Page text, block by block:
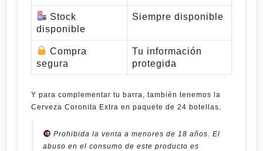
Stock
disponible
Siempre disponible
Compra
segura
Tu información
protegida
Y para complementar tu barra, también tenemos la
Cerveza Coronita Extra en paquete de 24 botellas
Prohibida la venta a menores de 18 años. El
abuso en el consumo de este producto es